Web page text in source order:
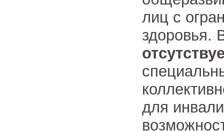
лиц с
здоровья.
для